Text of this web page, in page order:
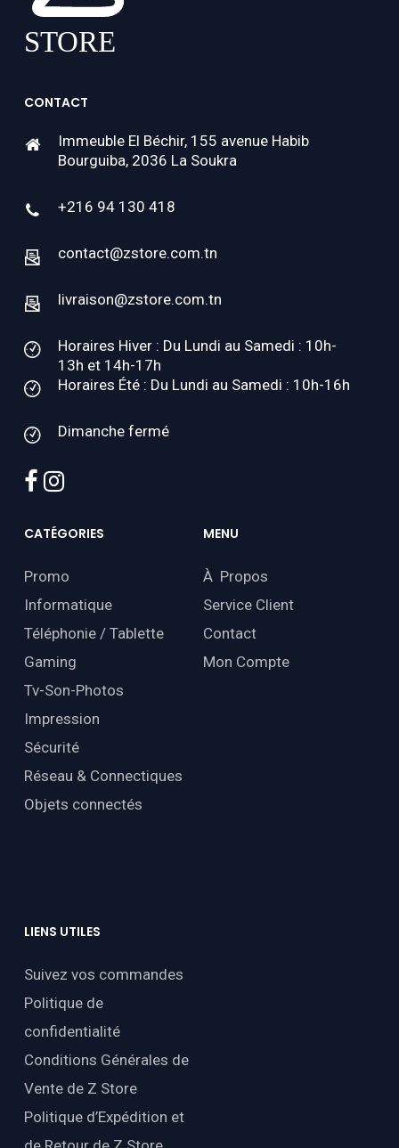
CONTACT
Immeuble El Béchir, 155 avenue Habib
Bourguiba, 2036 La Soukra
+216 94 130 418
contact@zstore.com.tn
livraison@zstore.com.tn
Horaires Hiver : Du Lundi au Samedi : 10h-
13h et 14h-17h
Horaires Été : Du Lundi au Samedi : 10h-16h
Dimanche fermé
facebook
instagram
CATÉGORIES
Promo
Informatique
Téléphonie / Tablette
Gaming
Tv-Son-Photos
Impression
Sécurité
Réseau & Connectiques
Objets connectés
MENU
À Propos
Service Client
Contact
Mon Compte
LIENS UTILES
Suivez vos commandes
Politique de
confidentialité
Conditions Générales de
Vente de Z Store
Politique d’Expédition et